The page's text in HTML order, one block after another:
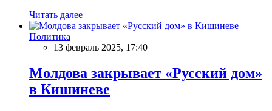
Читать далее
Политика
13 февраль 2025, 17:40
Молдова закрывает «Русский дом»
в Кишиневе